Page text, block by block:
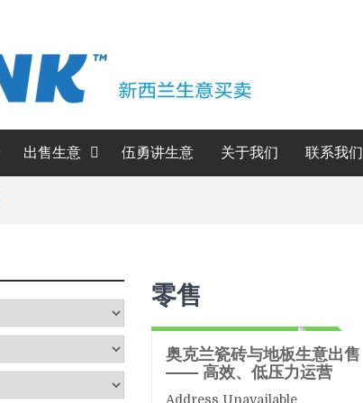
出售生意 伍勇讲生意 关于我们 联系我们
零售
ACTIVE
零售
奥克兰瓷砖与地板生意出售
—— 高效、低压力运营
Address Unavailable